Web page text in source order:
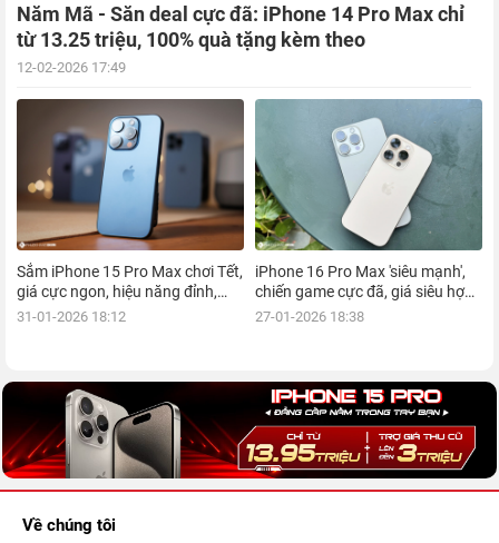
Năm Mã - Săn deal cực đã: iPhone 14 Pro Max chỉ
từ 13.25 triệu, 100% quà tặng kèm theo
12-02-2026 17:49
Sắm iPhone 15 Pro Max chơi Tết,
giá cực ngon, hiệu năng đỉnh,
kèm nhiều ưu đãi, mua ngay!
31-01-2026 18:12
iPhone 16 Pro Max 'siêu mạnh',
chiến game cực đã, giá siêu hợp
lý, mua ngay!
27-01-2026 18:38
Về chúng tôi